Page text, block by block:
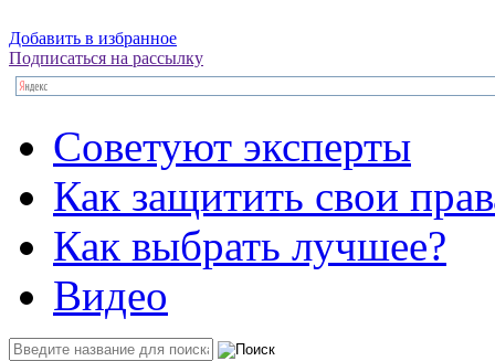
Добавить в избранное
Подписаться на рассылку
Советуют эксперты
Как защитить свои
Как выбрать лучшее?
Видео